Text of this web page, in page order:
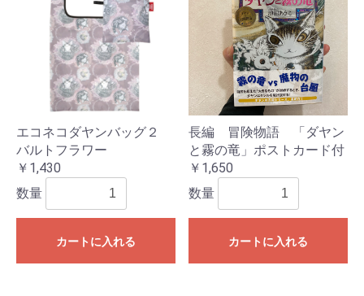
エコネコダヤンバッグ２
バルトフラワー
￥1,430
数量
カートに入れる
長編 冒険物語 「ダヤン
と霧の竜」ポストカード付
￥1,650
数量
カートに入れる